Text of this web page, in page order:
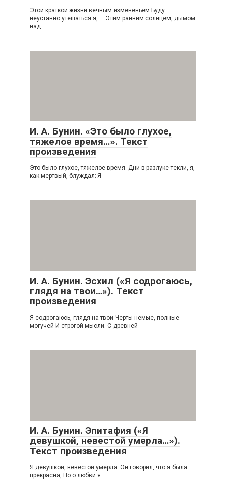
Этой краткой жизни вечным измененьем Буду
неустанно утешаться я, — Этим ранним солнцем, дымом
над
И. А. Бунин. «Это было глухое,
тяжелое время…». Текст
произведения
Это было глухое, тяжелое время. Дни в разлуке текли, я,
как мертвый, блуждал; Я
И. А. Бунин. Эсхил («Я содрогаюсь,
глядя на твои…»). Текст
произведения
Я содрогаюсь, глядя на твои Черты немые, полные
могучей И строгой мысли. С древней
И. А. Бунин. Эпитафия («Я
девушкой, невестой умерла…»).
Текст произведения
Я девушкой, невестой умерла. Он говорил, что я была
прекрасна, Но о любви я